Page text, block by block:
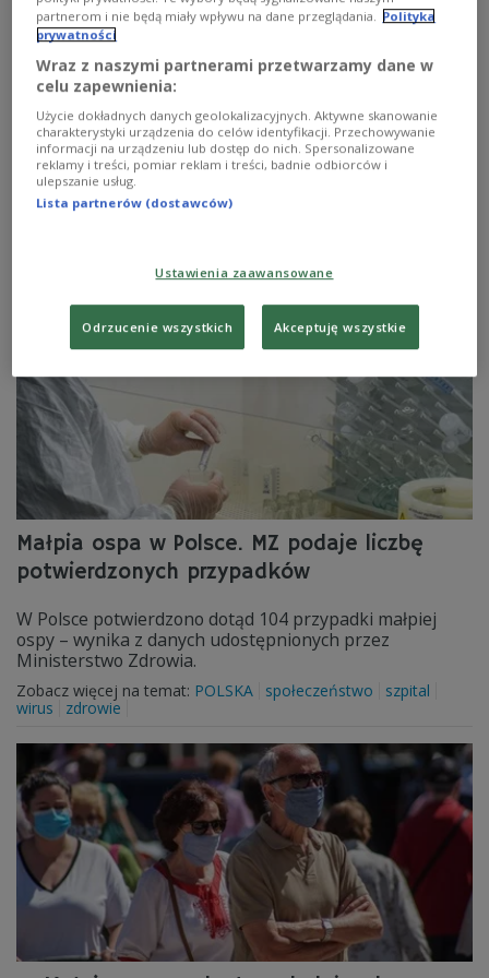
Konsultant krajowy w dziedzinie chorób zakaźnych,
Andrzej Horban, powiedział "Gazecie Pomorskiej", że
szczepionka biwalentna przeciw COVID-19, czyli
wzbogacona o wariant omikron, powinna pojawić się w
Polsce na początku września. Jest ona w trakcie
rejestracji w USA i UE. Naukowiec powiedział też, że być
może jesienią będzie więcej zachorowań, ale będą one
łagodne i nie powinny "zdominować naszego systemu
opieki medycznej".
społeczeństwo Andrzej Horban
Małpia ospa w Polsce. MZ podaje liczbę
potwierdzonych przypadków
W Polsce potwierdzono dotąd 104 przypadki małpiej
ospy – wynika z danych udostępnionych przez
Ministerstwo Zdrowia.
Zobacz więcej na temat: POLSKA społeczeństwo
szpital
wirus
zdrowie
partnerom i nie będą miały wpływu na dane przeglądania. Polityka
prywatności
Wraz z naszymi partnerami przetwarzamy dane w
celu zapewnienia:
Użycie dokładnych danych geolokalizacyjnych. Aktywne skanowanie
charakterystyki urządzenia do celów identyfikacji. Przechowywanie
informacji na urządzeniu lub dostęp do nich. Spersonalizowane
reklamy i treści, pomiar reklam i treści, badnie odbiorców i
ulepszanie usług.
Lista partnerów (dostawców)
Ustawienia zaawansowane
Odrzucenie wszystkich Akceptuję wszystkie